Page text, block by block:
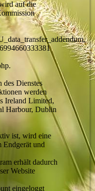
auf die
des Dienstes
werden
Ireland Limited,
Harbour, Dublin
ist, wird eine
Endgerät und
erhält dadurch
Website
eingeloggt